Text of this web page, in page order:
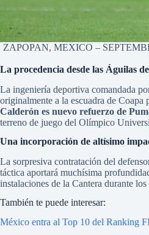
ZAPOPAN, MEXICO –
La procedencia desde las Águilas
La ingeniería deportiva comandada
originalmente a la escuadra de
Calderón es nuevo refuerzo de
terreno de juego del Olímpico
Una incorporación de altísimo
La sorpresiva contratación del
táctica aportará muchísima
instalaciones de la Cantera durante
También te puede interesar:
México entra al Top 10 del Ranking